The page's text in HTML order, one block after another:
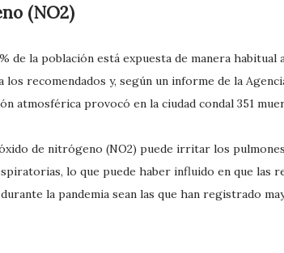
(NO2)
de la población está expuesta de manera habitual
recomendados y, según un informe de la
atmosférica provocó en la ciudad condal 351
de nitrógeno (NO2) puede irritar los
lo que puede haber influido en que las
la pandemia sean las que han registrado